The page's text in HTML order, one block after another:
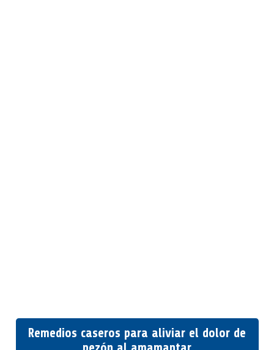
Remedios caseros para aliviar el dolor de